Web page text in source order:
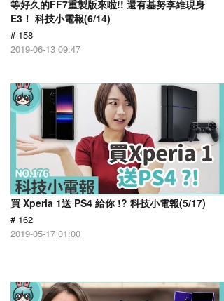
等好久的FF7重製版來啦!! 還有基努李維現身
E3！ 科技小電報(6/14)
# 158
2019-06-13 09:47
買 Xperia 1送 PS4 給你 !? 科技小電報(5/17)
# 162
2019-05-17 01:00